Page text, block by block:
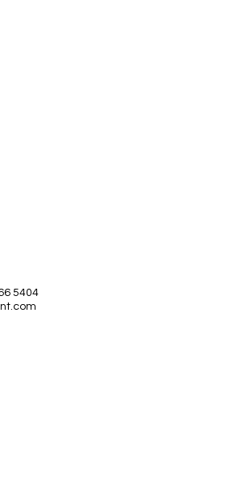
5404